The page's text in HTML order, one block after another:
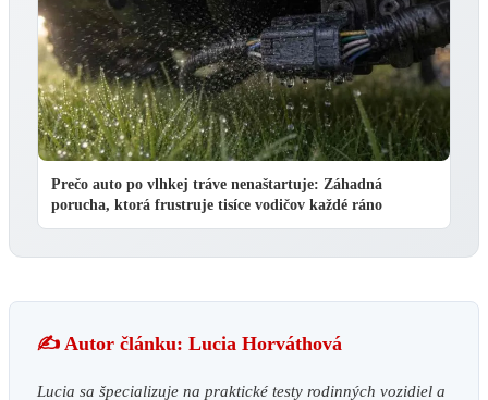
Prečo auto po vlhkej tráve nenaštartuje: Záhadná
porucha, ktorá frustruje tisíce vodičov každé ráno
✍️ Autor článku: Lucia Horváthová
Lucia sa špecializuje na praktické testy rodinných vozidiel a